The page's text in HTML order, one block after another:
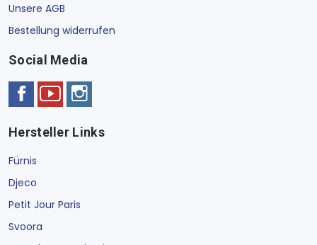
Unsere AGB
Bestellung widerrufen
Social Media
Hersteller Links
Fürnis
Djeco
Petit Jour Paris
Svoora